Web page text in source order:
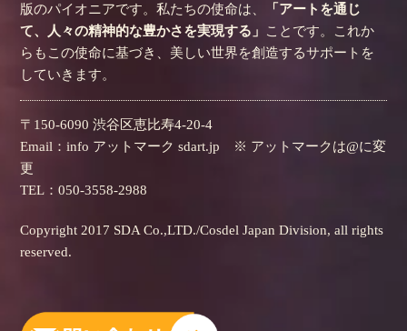
版のパイオニアです。私たちの使命は、
「アートを通じ
て、人々の精神的な豊かさを実現する」 ことです。これか
らもこの使命に基づき、美しい世界を創造するサポートを
していきます。
〒150-6090 渋谷区恵比寿4-20-4
Email：info アットマーク sdart.jp ※ アットマークは@に変
更
TEL：050-3558-2988
Copyright 2017 SDA Co.,LTD./Cosdel Japan Division, all rights
reserved.